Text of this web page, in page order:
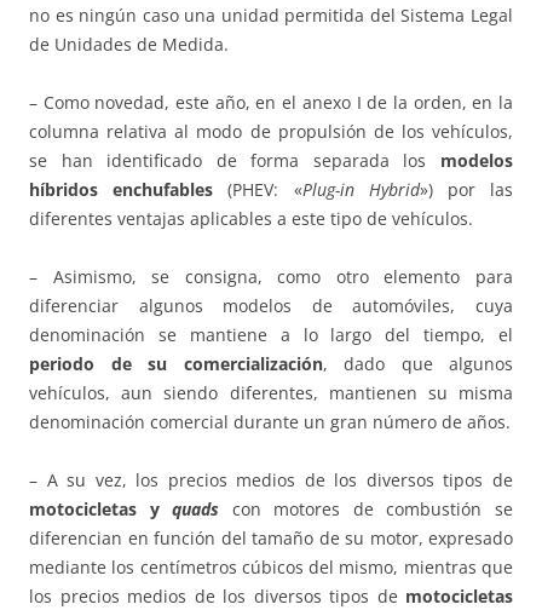
no es ningún caso una unidad permitida del Sistema Legal
de Unidades de Medida.
– Como novedad, este año, en el anexo I de la orden, en la
columna relativa al modo de propulsión de los vehículos,
se han identificado de forma separada los modelos
híbridos enchufables (PHEV: «Plug-in Hybrid») por las
diferentes ventajas aplicables a este tipo de vehículos.
– Asimismo, se consigna, como otro elemento para
diferenciar algunos modelos de automóviles, cuya
denominación se mantiene a lo largo del tiempo, el
periodo de su comercialización, dado que algunos
vehículos, aun siendo diferentes, mantienen su misma
denominación comercial durante un gran número de años.
– A su vez, los precios medios de los diversos tipos de
motocicletas yquads con motores de combustión se
diferencian en función del tamaño de su motor, expresado
mediante los centímetros cúbicos del mismo, mientras que
los precios medios de los diversos tipos de motocicletas